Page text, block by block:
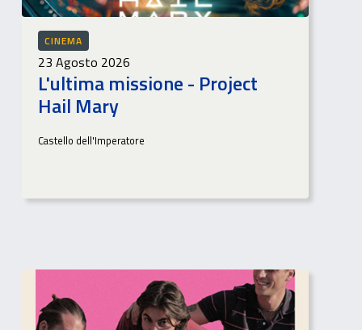
CINEMA
23 Agosto 2026
L'ultima missione - Project
Hail Mary
Castello dell'Imperatore